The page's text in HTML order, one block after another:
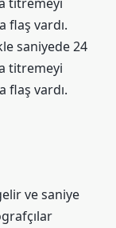
flaş vardı.
saniyede 24
titremeyi
flaş vardı.
ve saniye